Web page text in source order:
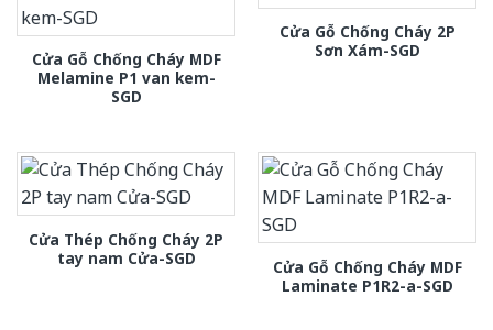
Cửa Gỗ Chống Cháy MDF
Melamine P1 van kem-
SGD
Cửa Gỗ Chống Cháy 2P
Sơn Xám-SGD
Cửa Thép Chống Cháy 2P
tay nam Cửa-SGD
Cửa Gỗ Chống Cháy MDF
Laminate P1R2-a-SGD